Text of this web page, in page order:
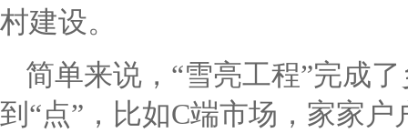
村建设。
简单来说，“雪亮工程”完成
到“点”，比如C端市场，家家户